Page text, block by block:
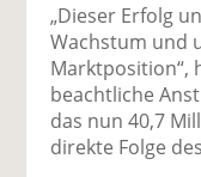
„Dieser Erfolg
Wachstum und
Marktposition“,
beachtliche
das nun 40,7
direkte Folge